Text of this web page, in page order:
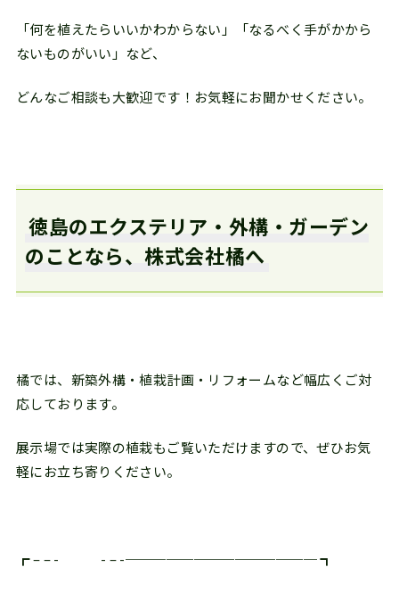
「何を植えたらいいかわからない」「なるべく手がかから
ないものがいい」など、
どんなご相談も大歓迎です！お気軽にお聞かせください。
徳島のエクステリア・外構・ガーデン
のことなら、株式会社橘へ
橘では、新築外構・植栽計画・リフォームなど幅広くご対
応しております。
展示場では実際の植栽もご覧いただけますので、ぜひお気
軽にお立ち寄りください。
┏ – – - - – -────────────── ┓